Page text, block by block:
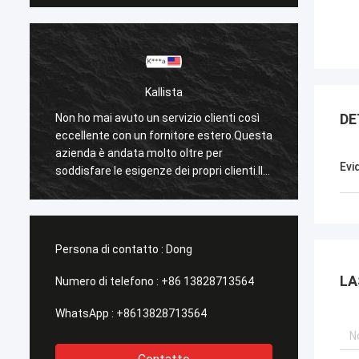
Kallista
Non ho mai avuto un servizio clienti così
eccellente con un fornitore estero.Questa
azienda è andata molto oltre per
soddisfare le esigenze dei propri clienti.Il
loro tempo di risposta con tutte le mie
Non
Persona di contatto : Dong
Numero di telefono : +86 13828713564
WhatsApp : +8613828713564